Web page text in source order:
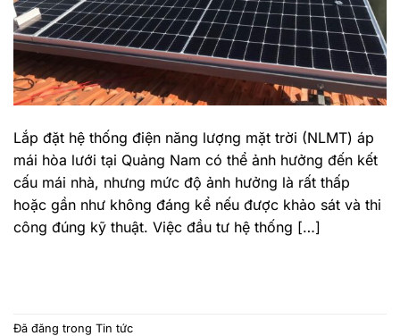
Lắp đặt hệ thống điện năng lượng mặt trời (NLMT) áp
mái hòa lưới tại Quảng Nam có thể ảnh hưởng đến kết
cấu mái nhà, nhưng mức độ ảnh hưởng là rất thấp
hoặc gần như không đáng kể nếu được khảo sát và thi
công đúng kỹ thuật. Việc đầu tư hệ thống […]
Đã đăng trong Tin tức